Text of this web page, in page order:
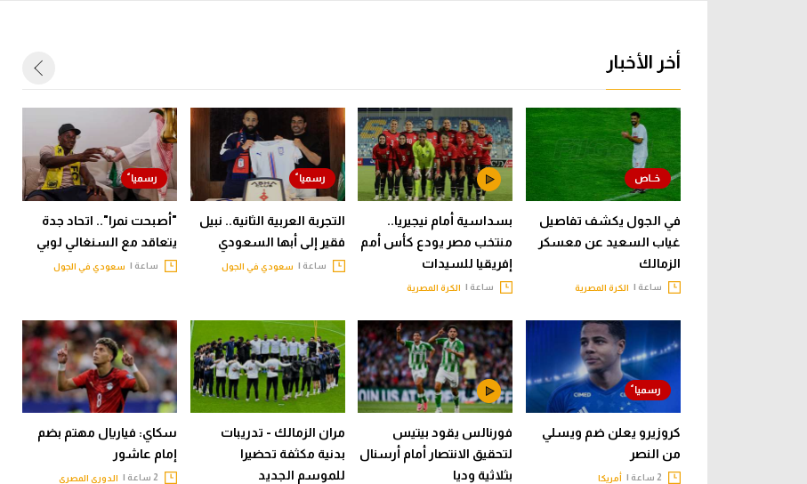
أخر الأخبار
في الجول يكشف تفاصيل
غياب السعيد عن معسكر
الزمالك
ساعة | الكرة المصرية
بسداسية أمام نيجيريا..
منتخب مصر يودع كأس أمم
إفريقيا للسيدات
ساعة | الكرة المصرية
التجربة العربية الثانية.. نبيل
فقير إلى أبها السعودي
ساعة | سعودي في الجول
"أصبحت نمرا".. اتحاد جدة
يتعاقد مع السنغالي لوبي
ساعة | سعودي في الجول
كروزيرو يعلن ضم ويسلي
من النصر
أمريكا
فورنالس يقود بيتيس
لتحقيق الانتصار أمام أرسنال
بثلاثية وديا
مران الزمالك - تدريبات
بدنية مكثفة تحضيرا
للموسم الجديد
سكاي: فياريال مهتم بضم
إمام عاشور
الدوري المصري